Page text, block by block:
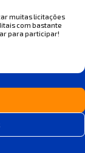
muitas licitações
com bastante
para participar!